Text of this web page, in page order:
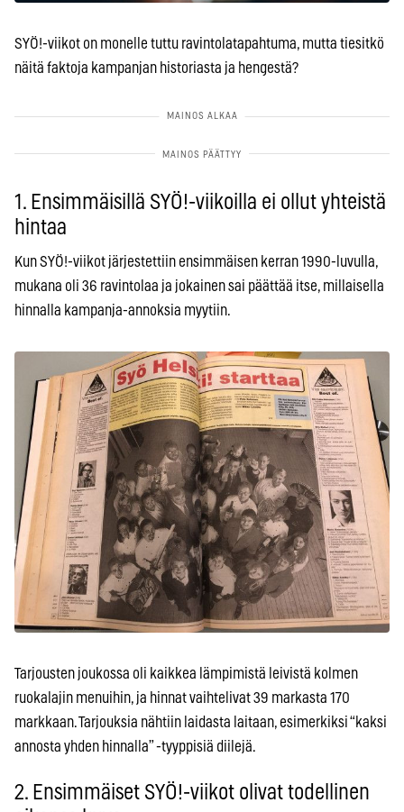
SYÖ!-viikot on monelle tuttu ravintolatapahtuma, mutta tiesitkö
näitä faktoja kampanjan historiasta ja hengestä?
1. Ensimmäisillä SYÖ!-viikoilla ei ollut yhteistä
hintaa
Kun SYÖ!-viikot järjestettiin ensimmäisen kerran 1990-luvulla,
mukana oli 36 ravintolaa ja jokainen sai päättää itse, millaisella
hinnalla kampanja-annoksia myytiin.
Tarjousten joukossa oli kaikkea lämpimistä leivistä kolmen
ruokalajin menuihin, ja hinnat vaihtelivat 39 markasta 170
markkaan. Tarjouksia nähtiin laidasta laitaan, esimerkiksi “kaksi
annosta yhden hinnalla” -tyyppisiä diilejä.
2. Ensimmäiset SYÖ!-viikot olivat todellinen